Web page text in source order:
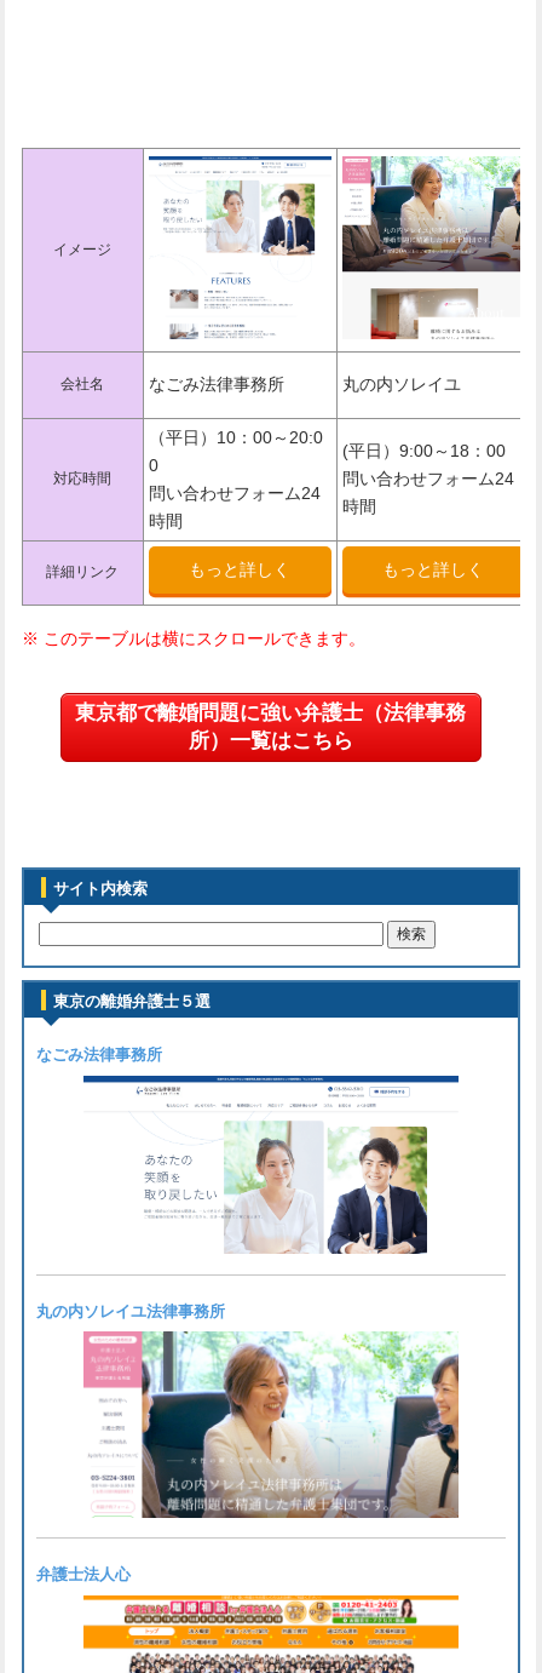
イメージ
会社名 なごみ法律事務所 丸の内ソレイユ
対応時間
（平日）10：00～20:0
0
問い合わせフォーム24
時間
(平日）9:00～18：00
問い合わせフォーム24
時間
詳細リンク もっと詳しく もっと詳しく
東京都で離婚問題に強い弁護士（法律事務
所）一覧はこちら
サイト内検索
東京の離婚弁護士５選
なごみ法律事務所
丸の内ソレイユ法律事務所
弁護士法人心